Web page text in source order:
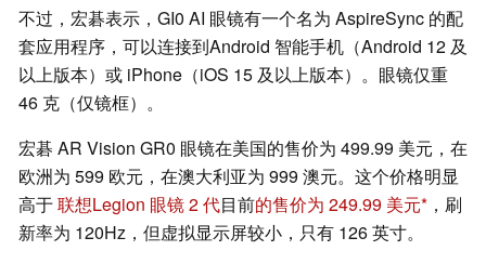
不过，宏碁表示，GI0 AI 眼镜有一个名为 AspireSync 的配
套应用程序，可以连接到Android 智能手机（Android 12 及
以上版本）或 iPhone（iOS 15 及以上版本）。眼镜仅重
46 克（仅镜框）。
宏碁 AR Vision GR0 眼镜在美国的售价为 499.99 美元，在
欧洲为 599 欧元，在澳大利亚为 999 澳元。这个价格明显
高于联想Legion 眼镜 2 代目前的售价为 249.99 美元
，刷
新率为 120Hz，但虚拟显示屏较小，只有 126 英寸。